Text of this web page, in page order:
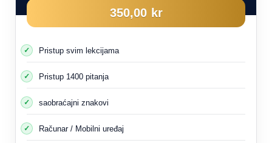
350,00 kr
Pristup svim lekcijama
Pristup 1400 pitanja
saobraćajni znakovi
Računar / Mobilni uređaj